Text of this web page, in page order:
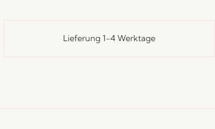
Lieferung 1-4 Werktage